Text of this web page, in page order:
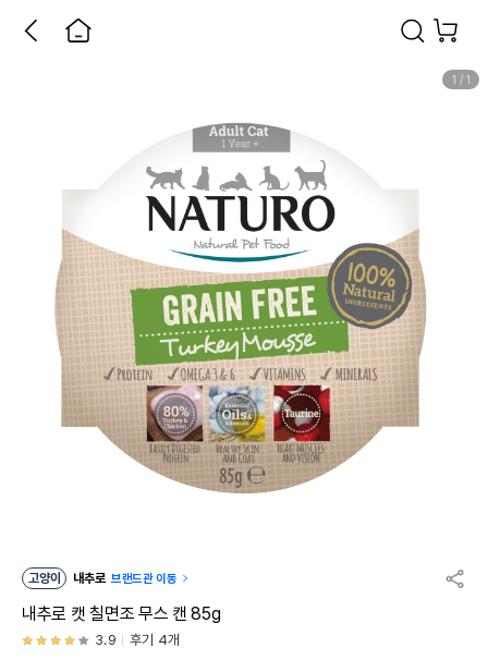
1 / 1
고양이 내추로 브랜드관 이동
내추로 캣 칠면조 무스 캔 85g
3.9 후기 4개